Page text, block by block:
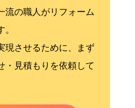
流の職人がリフォーム
現させるために、まず
・見積もりを依頼して